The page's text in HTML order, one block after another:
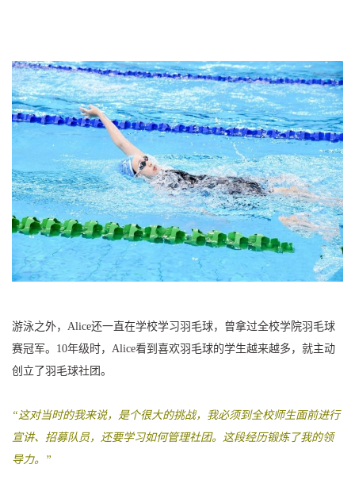
游泳之外，Alice还一直在学校学习羽毛球，曾拿过全校学院羽毛球
赛冠军。10年级时，Alice看到喜欢羽毛球的学生越来越多，就主动
创立了羽毛球社团。
“这对当时的我来说，是个很大的挑战，我必须到全校师生面前进行
宣讲、招募队员，还要学习如何管理社团。这段经历锻炼了我的领
导力。”